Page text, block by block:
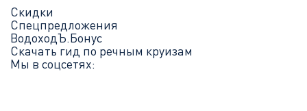
Скидки
Спецпредложения
ВодоходЪ.Бонус
Скачать гид по речным круизам
Мы в соцсетях: